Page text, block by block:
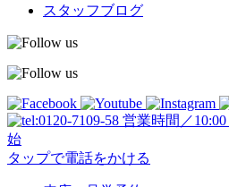
スタッフブログ
営業時間／
始
タップで電話をかける